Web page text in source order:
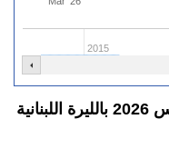
2015
أسعار الذهب في لبنان في أغسطس 2026 بالليرة اللبنانية